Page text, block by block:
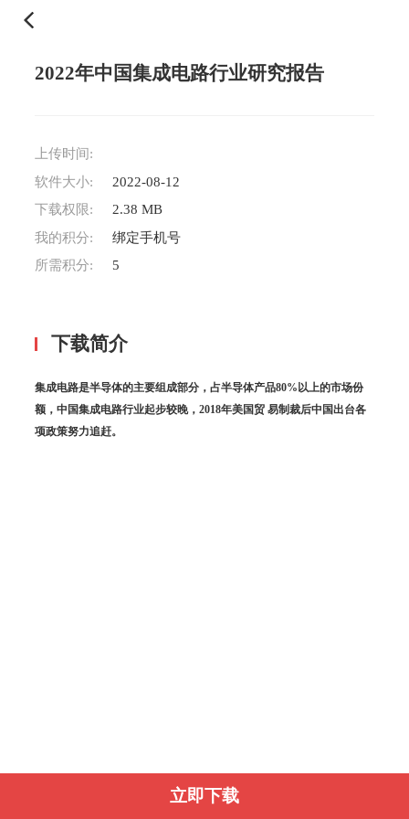
2022年中国集成电路行业研究报告
上传时间:
软件大小:
下载权限:
我的积分:
所需积分:
2022-08-12
2.38 MB
绑定手机号
5
下载简介
集成电路是半导体的主要组成部分，占半导体产品80%以上的市场份
额，中国集成电路行业起步较晚，2018年美国贸 易制裁后中国出台各
项政策努力追赶。
立即下载